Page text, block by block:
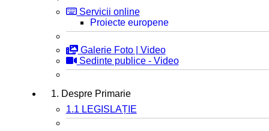
Servicii online
Proiecte europene
Galerie Foto | Video
Sedinte publice - Video
1. Despre Primarie
1.1 LEGISLAȚIE